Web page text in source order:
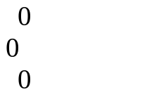
0
0
0